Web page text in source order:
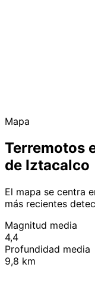
Mapa
Terremotos
de Iztacalco
El mapa se centra
más recientes
Magnitud media
4,4
Profundidad media
9,8 km